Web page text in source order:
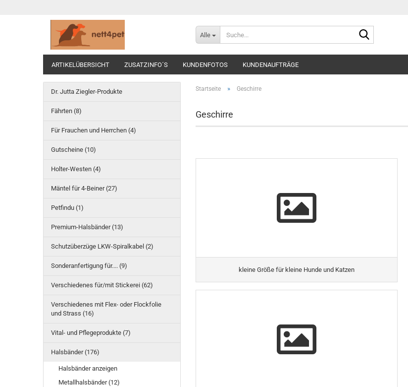
Alle
ARTIKELÜBERSICHT ZUSATZINFO´S KUNDENFOTOS KUNDENAUFTRÄGE
Startseite » Geschirre
Geschirre
kleine Größe für kleine Hunde und Katzen
Dr. Jutta Ziegler-Produkte
Fährten (8)
Für Frauchen und Herrchen (4)
Gutscheine (10)
Holter-Westen (4)
Mäntel für 4-Beiner (27)
Petfindu (1)
Premium-Halsbänder (13)
Schutzüberzüge LKW-Spiralkabel (2)
Sonderanfertigung für.... (9)
Verschiedenes für/mit Stickerei (62)
Verschiedenes mit Flex- oder Flockfolie
und Strass (16)
Vital- und Pflegeprodukte (7)
Halsbänder (176)
Halsbänder anzeigen
Metallhalsbänder (12)